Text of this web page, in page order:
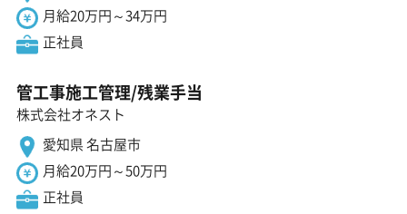
月給20万円～34万円
正社員
管工事施工管理/残業手当
株式会社オネスト
愛知県 名古屋市
月給20万円～50万円
正社員